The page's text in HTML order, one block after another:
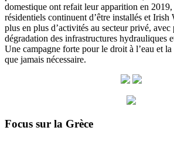
domestique ont refait leur apparition en 2019,
résidentiels continuent d’être installés et Irish
plus en plus d’activités au secteur privé,
dégradation des infrastructures hydrauliques
Une campagne forte pour le droit à l’eau et
que jamais nécessaire.
Focus sur la Grèce